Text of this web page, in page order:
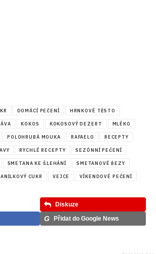
DOMÁCÍ PEČENÍ HRNKOVÉ TĚSTO
KOKOS KOKOSOVÝ DEZERT MLÉKO
POLOHRUBÁ MOUKA RAFAELO RECEPTY
RYCHLÉ RECEPTY SEZÓNNÍ PEČENÍ
SMETANA KE ŠLEHÁNÍ SMETANOVÉ ŘEZY
CUKR VEJCE VÍKENDOVÉ PEČENÍ
Diskuze
G Přidat do Google News